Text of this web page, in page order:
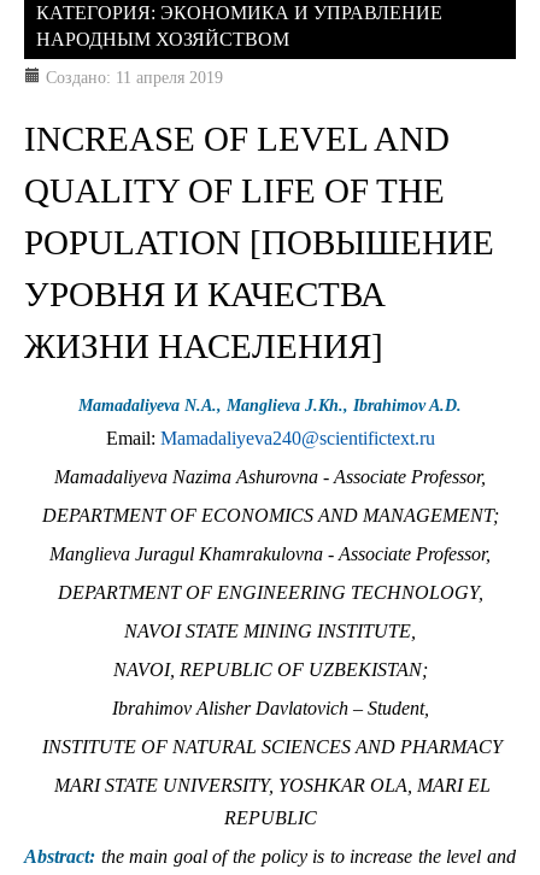
КАТЕГОРИЯ: ЭКОНОМИКА И УПРАВЛЕНИЕ
НАРОДНЫМ ХОЗЯЙСТВОМ
Создано: 11 апреля 2019
INCREASE OF LEVEL AND
QUALITY OF LIFE OF THE
POPULATION [ПОВЫШЕНИЕ
УРОВНЯ И КАЧЕСТВА
ЖИЗНИ НАСЕЛЕНИЯ]
Mamadaliyeva N.А., Manglieva J.Kh., Ibrahimov A.D.
Email: Mamadaliyeva240@scientifictext.ru
Mamadaliyeva Nazima Ashurovna - Associate Professor,
DEPARTMENT OF ECONOMICS AND MANAGEMENT;
Manglieva Juragul Khamrakulovna - Associate Professor,
DEPARTMENT OF ENGINEERING TECHNOLOGY,
NAVOI STATE MINING INSTITUTE,
NAVOI, REPUBLIC OF UZBEKISTAN;
Ibrahimov Alisher Davlatovich – Student,
INSTITUTE OF NATURAL SCIENCES AND PHARMACY
MARI STATE UNIVERSITY, YOSHKAR OLA, MARI EL
REPUBLIC
Abstract: the main goal of the policy is to increase the level and